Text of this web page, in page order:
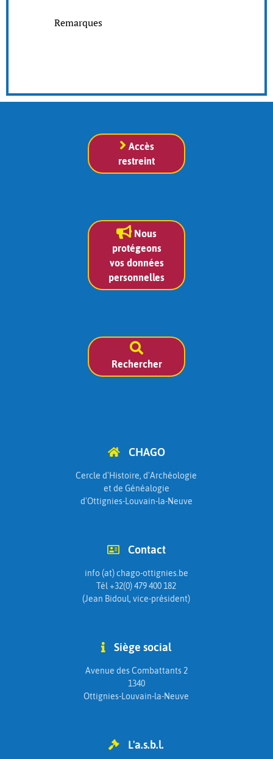
Remarques
Accès
restreint
Nous
protégeons
vos données
personnelles
Rechercher
CHAGO
Cercle d'Histoire, d'Archéologie
et de Généalogie
d'Ottignies-Louvain-la-Neuve
Contact
info (at) chago-ottignies.be
Tél +32(0) 479 400 182
(Jean Bidoul, vice-président)
Siège social
Avenue des Combattants 2
1340
Ottignies-Louvain-la-Neuve
L'a.s.b.l.